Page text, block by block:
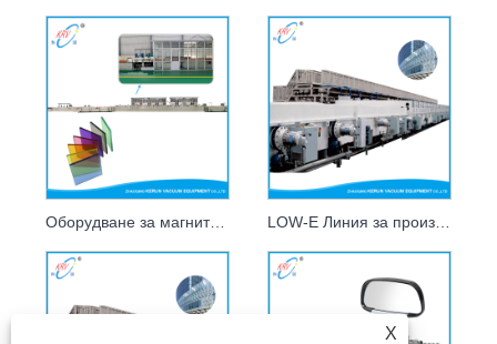
Оборудване за магнитно покритие на витражи
X